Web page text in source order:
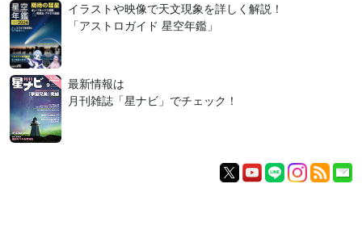
イラストや映像で天文現象を詳しく解説！
「アストロガイド 星空年鑑」
最新情報は
月刊雑誌「星ナビ」でチェック！